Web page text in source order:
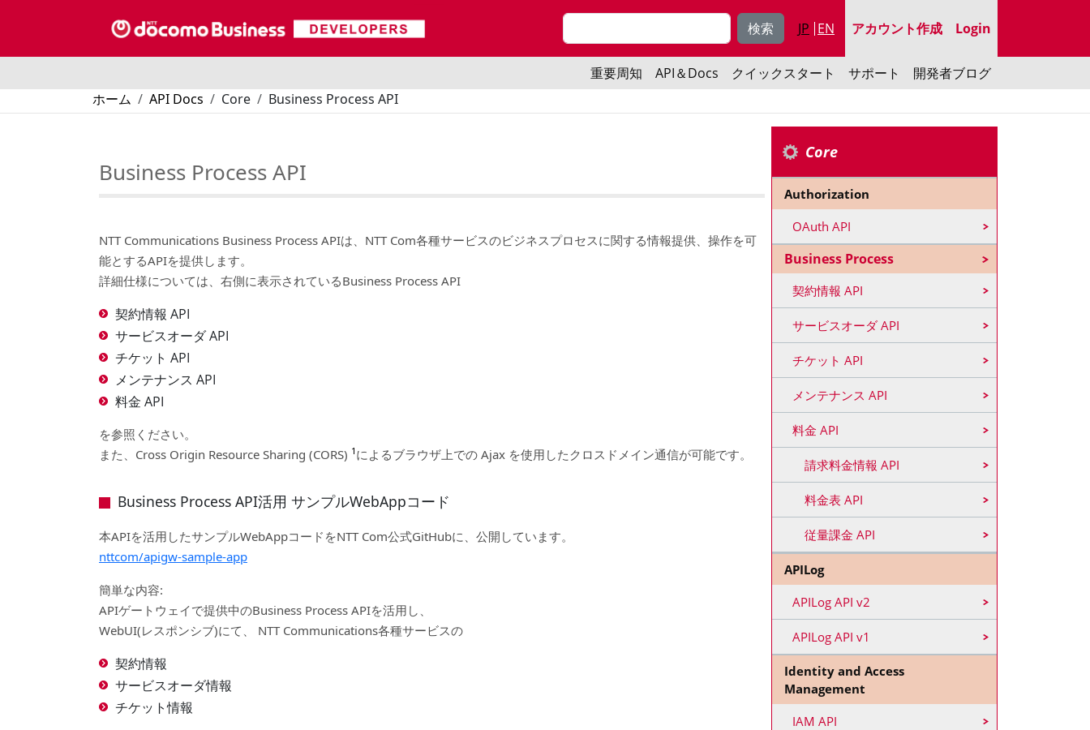
JP EN アカウント作成 ユーザーアカウ
Login
二段目メニューフロントJP
重要周知 API＆Docs クイックスタート サポート 開発者ブログ
パンくず
ホーム API Docs Core Business Process API
Business Process API
NTT Communications Business Process APIは、NTT Com各種サービスのビジネスプロセスに関する情報提供、操作を可
能とするAPIを提供します。
詳細仕様については、右側に表示されているBusiness Process API
契約情報 API
サービスオーダ API
チケット API
メンテナンス API
料金 API
を参照ください。
また、Cross Origin Resource Sharing (CORS) 1 によるブラウザ上での Ajax を使用したクロスドメイン通信が可能です。
Business Process API活用 サンプルWebAppコード
本APIを活用したサンプルWebAppコードをNTT Com公式GitHubに、公開しています。
nttcom/apigw-sample-app
簡単な内容:
APIゲートウェイで提供中のBusiness Process APIを活用し、
WebUI(レスポンシブ)にて、 NTT Communications各種サービスの
契約情報
サービスオーダ情報
チケット情報
Core
Authorization
OAuth API
Business Process
契約情報 API
サービスオーダ API
チケット API
メンテナンス API
料金 API
請求料金情報 API
料金表 API
従量課金 API
APILog
APILog API v2
APILog API v1
Identity and Access
Management
IAM API